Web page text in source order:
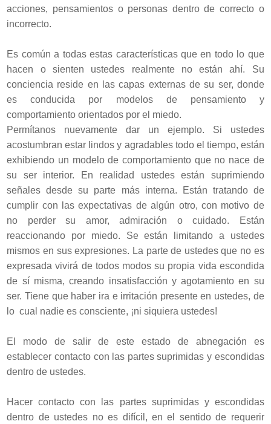
acciones, pensamientos o personas dentro de correcto o
incorrecto.
Es común a todas estas características que en todo lo que
hacen o sienten ustedes realmente no están ahí. Su
conciencia reside en las capas externas de su ser, donde
es conducida por modelos de pensamiento y
comportamiento orientados por el miedo.
Permítanos nuevamente dar un ejemplo. Si ustedes
acostumbran estar lindos y agradables todo el tiempo, están
exhibiendo un modelo de comportamiento que no nace de
su ser interior. En realidad ustedes están suprimiendo
señales desde su parte más interna. Están tratando de
cumplir con las expectativas de algún otro, con motivo de
no perder su amor, admiración o cuidado. Están
reaccionando por miedo. Se están limitando a ustedes
mismos en sus expresiones. La parte de ustedes que no es
expresada vivirá de todos modos su propia vida escondida
de sí misma, creando insatisfacción y agotamiento en su
ser. Tiene que haber ira e irritación presente en ustedes, de
lo cual nadie es consciente, ¡ni siquiera ustedes!
El modo de salir de este estado de abnegación es
establecer contacto con las partes suprimidas y escondidas
dentro de ustedes.
Hacer contacto con las partes suprimidas y escondidas
dentro de ustedes no es difícil, en el sentido de requerir